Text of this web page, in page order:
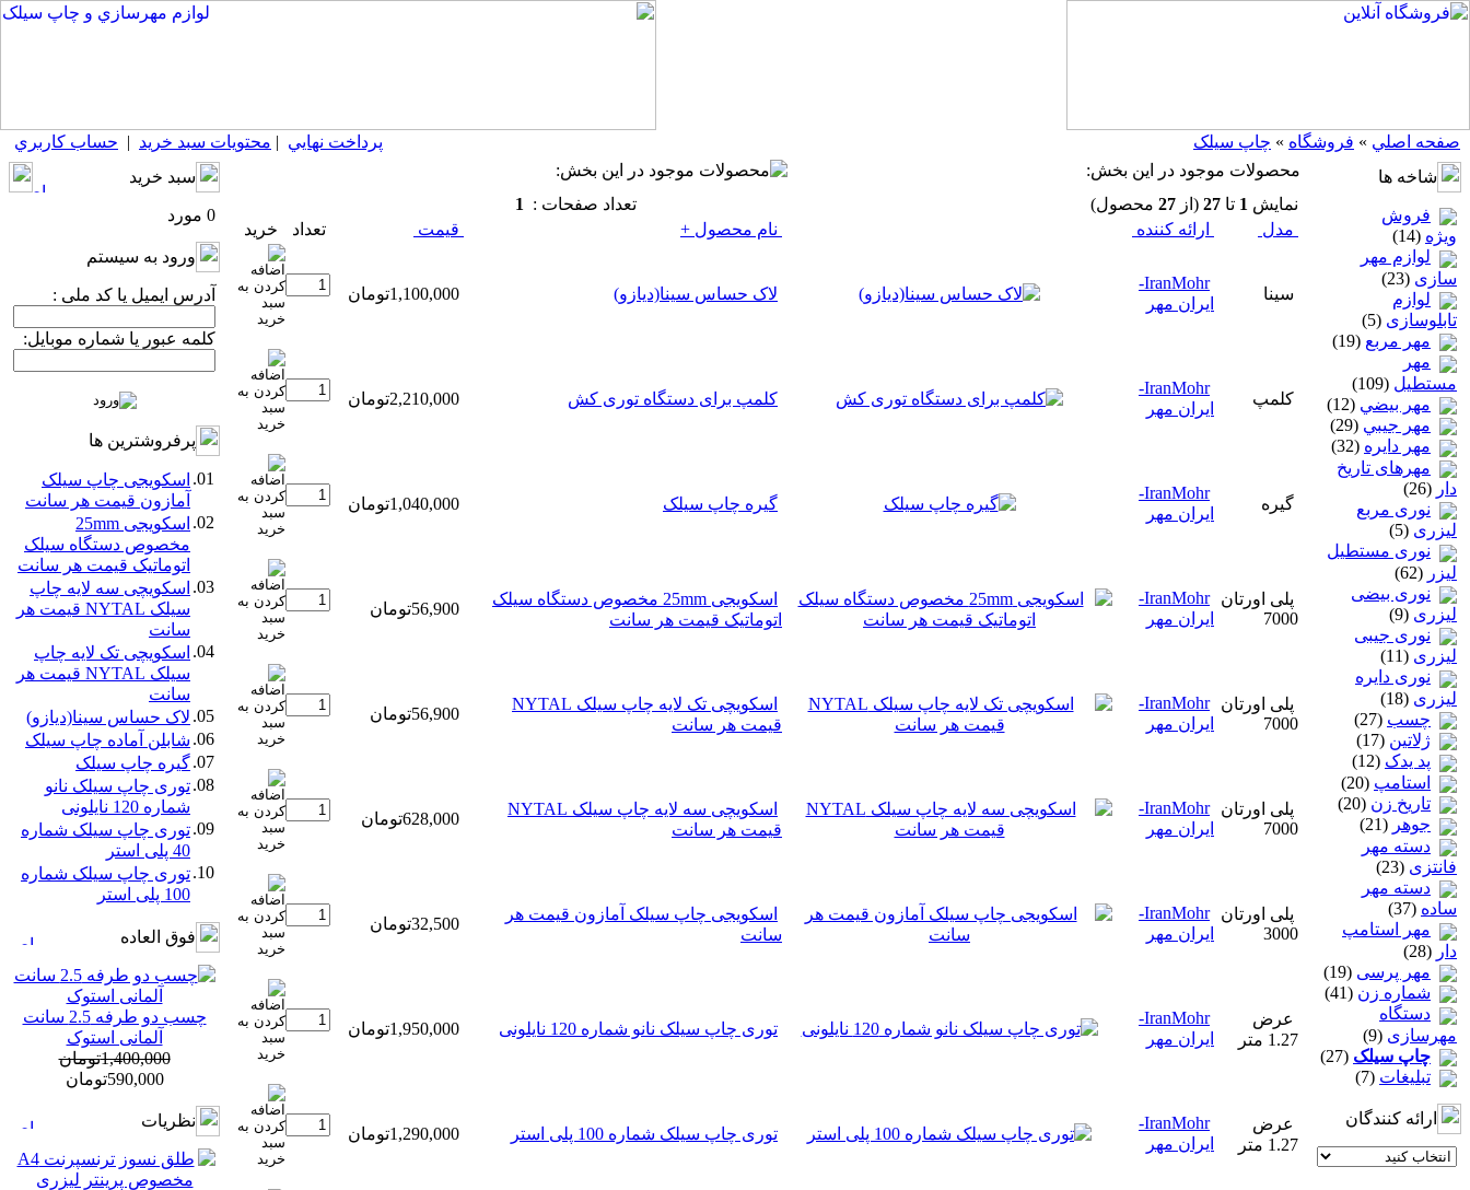
صفحه اصلي » فروشگاه » چاپ سيلک پرداخت نهايي | محتويات سبد خريد | حساب كاربري
شاخه ها
فروش
ویژه (14)
لوازم مهر
سازی (23)
لوازم
تابلوسازی (5)
مهر مربع (19)
مهر
مستطيل (109)
مهر بيضي (12)
مهر جيبي (29)
مهر دايره (32)
مهرهای تاریخ
دار (26)
نوری مربع
لیزری (5)
نوری مستطیل
لیزر (62)
نوری بیضی
لیزری (9)
نوری جیبی
لیزری (11)
نوری دایره
لیزری (18)
چسب (27)
ژلاتين (17)
پد یدک (12)
استامپ (20)
تاريخ زن (20)
جوهر (21)
دسته مهر
فانتزی (23)
دسته مهر
ساده (37)
مهر استامپ
دار (28)
مهر پرسی (19)
شماره زن (41)
دستگاه
مهرسازی (9)
چاپ سيلک (27)
تبلیغات (7)
ارائه كنندگان
محصولات موجود در اين بخش:
نمايش 1 تا 27 (از 27 محصول) تعداد صفحات :
1
مدل
ارائه كننده نام محصول + قيمت تعداد خريد
سینا
IranMohr-
ایران مهر
لاک حساس سینا(ديازو)
کلمپ
IranMohr-
ایران مهر
کلمپ برای دستگاه توری کش
گیره
IranMohr-
ایران مهر
گيره چاپ سيلک
پلی اورتان
7000
IranMohr-
ایران مهر
اسكويجی 25mm مخصوص دستگاه سیلک
اتوماتیک قیمت هر سانت
پلی اورتان
7000
IranMohr-
ایران مهر
اسکویچی تک لایه چاپ سیلک NYTAL
قیمت هر سانت
پلی اورتان
7000
IranMohr-
ایران مهر
اسکویچی سه لایه چاپ سیلک NYTAL
قیمت هر سانت
پلی اورتان
3000
IranMohr-
ایران مهر
اسکویجی چاپ سیلک آمازون قیمت هر
سانت
عرض
1.27 متر
IranMohr-
ایران مهر
توری چاپ سیلک نانو شماره 120 نایلونی
عرض
1.27 متر
IranMohr-
ایران مهر
توری چاپ سیلک شماره 100 پلی استر
سبد خريد
0 مورد
ورود به سيستم
آدرس ایمیل یا کد ملی :
کلمه عبور یا شماره موبایل:
پرفروشترين ها
01.
اسکویجی چاپ سیلک
آمازون قیمت هر سانت
02.
اسكويجی 25mm
مخصوص دستگاه سیلک
اتوماتیک قیمت هر سانت
03.
اسکویچی سه لایه چاپ
سیلک NYTAL قیمت هر
سانت
04.
اسکویچی تک لایه چاپ
سیلک NYTAL قیمت هر
سانت
05. لاک حساس سینا(ديازو)
06. شابلن آماده چاپ سيلک
07. گيره چاپ سيلک
08. توری چاپ سیلک نانو
شماره 120 نایلونی
09. توری چاپ سیلک شماره
40 پلی استر
10. توری چاپ سیلک شماره
100 پلی استر
فوق العاده
چسب دو طرفه 2.5 سانت
آلمانی استوک
1,400,000تومان
590,000تومان
نظريات